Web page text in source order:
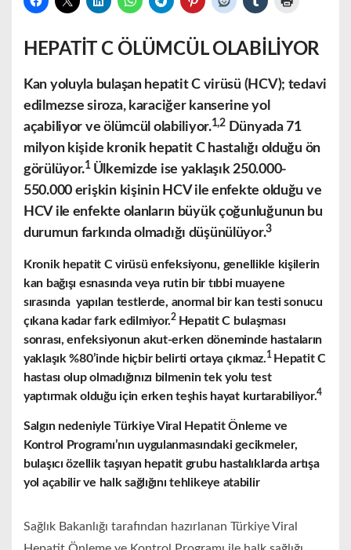
HEPATİT C ÖLÜMCÜL OLABİLİYOR
Kan yoluyla bulaşan hepatit C virüsü (HCV); tedavi
edilmezse siroza, karaciğer kanserine yol
açabiliyor ve ölümcül olabiliyor.1,2Dünyada 71
milyon kişide kronik hepatit C hastalığı olduğu ön
görülüyor.1 Ülkemizde ise yaklaşık 250.000-
550.000 erişkin kişinin HCV ile enfekte olduğu ve
HCV ile enfekte olanların büyük çoğunluğunun bu
durumun farkında olmadığı düşünülüyor.3
Kronik hepatit C virüsü enfeksiyonu, genellikle kişilerin
kan bağışı esnasında veya rutin bir tıbbi muayene
sırasında yapılan testlerde, anormal bir kan testi sonucu
çıkana kadar fark edilmiyor.2 Hepatit C bulaşması
sonrası, enfeksiyonun akut-erken döneminde hastaların
yaklaşık %80’inde hiçbir belirti ortaya çıkmaz.1 Hepatit C
hastası olup olmadığınızı bilmenin tek yolu test
yaptırmak olduğu için erken teşhis hayat kurtarabiliyor.4
Salgın nedeniyle Türkiye Viral Hepatit Önleme ve
Kontrol Programı’nın uygulanmasındaki gecikmeler,
bulaşıcı özellik taşıyan hepatit grubu hastalıklarda artışa
yol açabilir ve halk sağlığını tehlikeye atabilir
Sağlık Bakanlığı tarafından hazırlanan Türkiye Viral